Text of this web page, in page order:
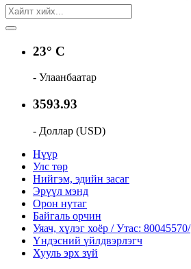
23° C
- Улаанбаатар
3593.93
- Доллар (USD)
Нүүр
Улс төр
Нийгэм, эдийн засаг
Эрүүл мэнд
Орон нутаг
Байгаль орчин
Уяач, хүлэг хоёр / Утас: 80045570/
Үндэсний үйлдвэрлэгч
Хууль эрх зүй